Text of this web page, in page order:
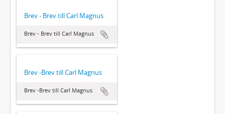
Brev - Brev till Carl Magnus
Brev - Brev till Carl Magnus
Brev -Brev till Carl Magnus
Brev -Brev till Carl Magnus